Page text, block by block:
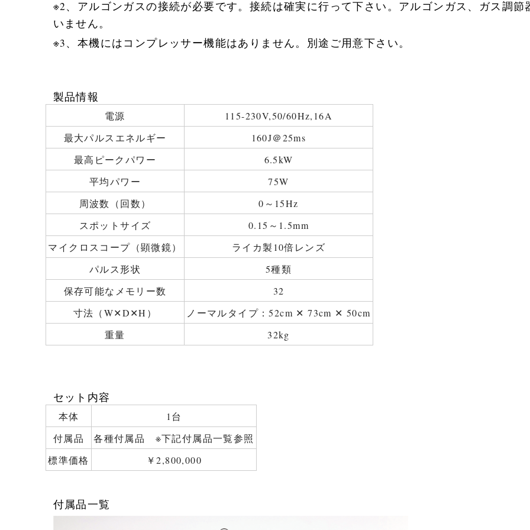
※2、アルゴンガスの接続が必要です。接続は確実に行って下さい。アルゴンガス、ガス調節
いません。
※3、本機にはコンプレッサー機能はありません。別途ご用意下さい。
製品情報
電源
115-230V,50/60Hz,16A
最大パルスエネルギー
160J＠25ms
最高ピークパワー
6.5kW
平均パワー
75W
周波数（回数）
0～15Hz
スポットサイズ
0.15～1.5mm
マイクロスコープ（顕微鏡）
ライカ製10倍レンズ
パルス形状
5種類
保存可能なメモリー数
32
寸法（W✕D✕H）
ノーマルタイプ：52cm ✕ 73cm ✕ 50cm
重量
32kg
セット内容
本体
1台
付属品
各種付属品 ※下記付属品一覧参照
標準価格
￥2,800,000
付属品一覧